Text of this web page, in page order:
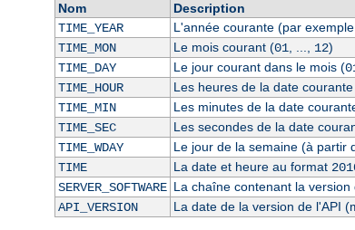
Nom
Description
TIME_YEAR
L'année courante (par exemple
TIME_MON
Le mois courant (01 12)
TIME_DAY
Le jour courant dans le mois (
TIME_HOUR
Les heures de la date
TIME_MIN
Les minutes de la date
TIME_SEC
Les secondes de la date
TIME_WDAY
Le jour de la semaine (à partir
TIME
La date et heure au format
SERVER_SOFTWARE La chaîne contenant la version
API_VERSION
La date de la version de l'API